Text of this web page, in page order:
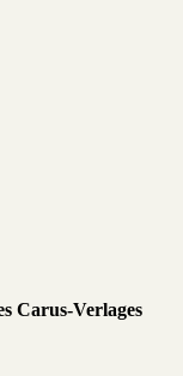
Carus-Verlages